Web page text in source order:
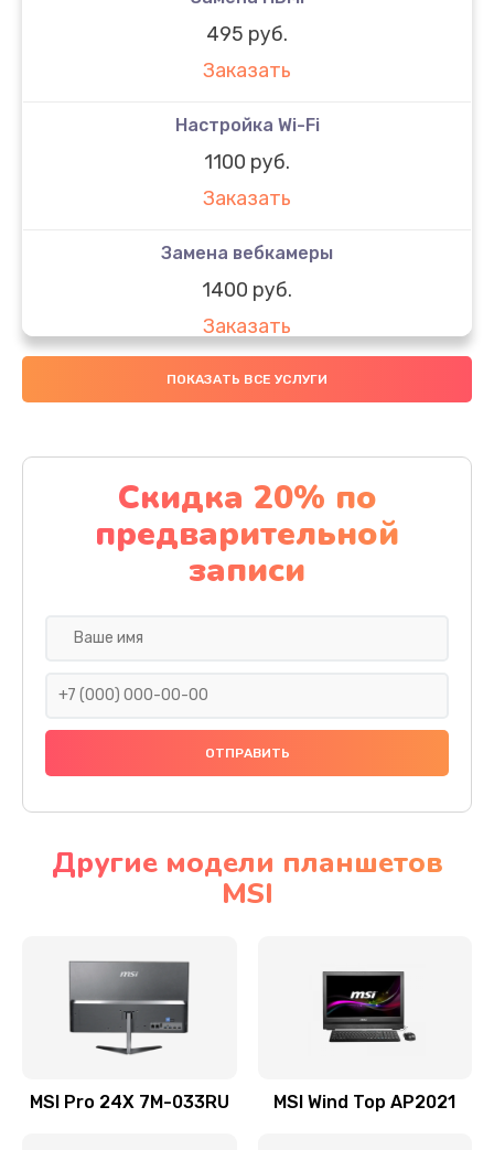
495 руб.
Заказать
Настройка Wi-Fi
1100 руб.
Заказать
Замена вебкамеры
1400 руб.
Заказать
Замена SSD
Заказать
Замена северного моста
1950 руб.
Заказать
Замена шлейфа матрицы
Замена термопасты
Замена системы охлаждения
Заказать
ПОКАЗАТЬ ВСЕ УСЛУГИ
Скидка 20% по
предварительной
записи
Другие модели планшетов
MSI
MSI Pro 24X 7M-033RU MSI Wind Top AP2021